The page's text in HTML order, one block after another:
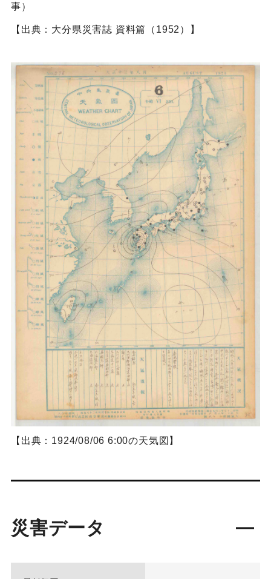
事）
【出典：大分県災害誌 資料篇（1952）】
【出典：1924/08/06 6:00の天気図】
災害データ